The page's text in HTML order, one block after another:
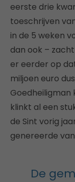
eerste drie
toeschrijven
in de 5 weken
dan ook –
er eerder op
miljoen euro
Goedheiligman
klinkt al een
de Sint vorig
genereerde van
De